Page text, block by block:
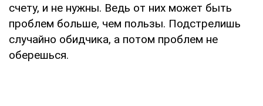
счету, и не нужны. Ведь от них может быть
проблем больше, чем пользы. Подстрелишь
случайно обидчика, а потом проблем не
оберешься.